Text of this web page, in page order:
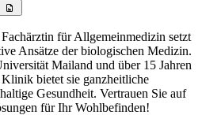
für Allgemeinmedizin setzt
Ansätze der biologischen Medizin.
Mailand und über 15 Jahren
bietet sie ganzheitliche
Gesundheit. Vertrauen Sie auf
für Ihr Wohlbefinden!